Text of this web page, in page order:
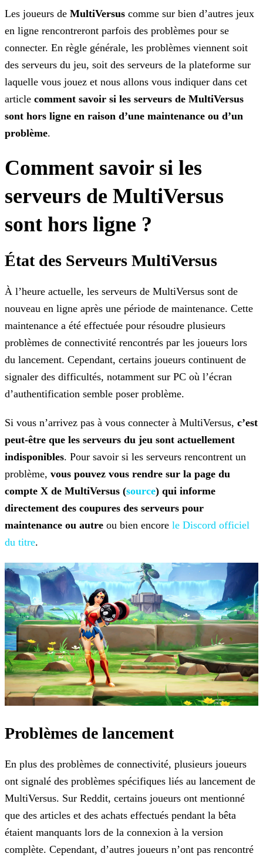
Les joueurs de MultiVersus comme sur bien d’autres jeux
en ligne rencontreront parfois des problèmes pour se
connecter. En règle générale, les problèmes viennent soit
des serveurs du jeu, soit des serveurs de la plateforme sur
laquelle vous jouez et nous allons vous indiquer dans cet
article comment savoir si les serveurs de MultiVersus
sont hors ligne en raison d’une maintenance ou d’un
problème.
Comment savoir si les
serveurs de MultiVersus
sont hors ligne ?
État des Serveurs MultiVersus
À l’heure actuelle, les serveurs de MultiVersus sont de
nouveau en ligne après une période de maintenance. Cette
maintenance a été effectuée pour résoudre plusieurs
problèmes de connectivité rencontrés par les joueurs lors
du lancement. Cependant, certains joueurs continuent de
signaler des difficultés, notamment sur PC où l’écran
d’authentification semble poser problème.
Si vous n’arrivez pas à vous connecter à MultiVersus, c’est
peut-être que les serveurs du jeu sont actuellement
indisponibles. Pour savoir si les serveurs rencontrent un
problème, vous pouvez vous rendre sur la page du
compte X de MultiVersus (source) qui informe
directement des coupures des serveurs pour
maintenance ou autre ou bien encore le Discord officiel
du titre.
Problèmes de lancement
En plus des problèmes de connectivité, plusieurs joueurs
ont signalé des problèmes spécifiques liés au lancement de
MultiVersus. Sur Reddit, certains joueurs ont mentionné
que des articles et des achats effectués pendant la bêta
étaient manquants lors de la connexion à la version
complète. Cependant, d’autres joueurs n’ont pas rencontré